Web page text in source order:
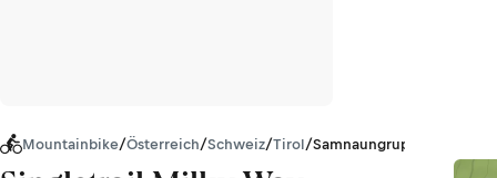
Mountainbike/Österreich/Schweiz/Tirol/Samnaungruppe